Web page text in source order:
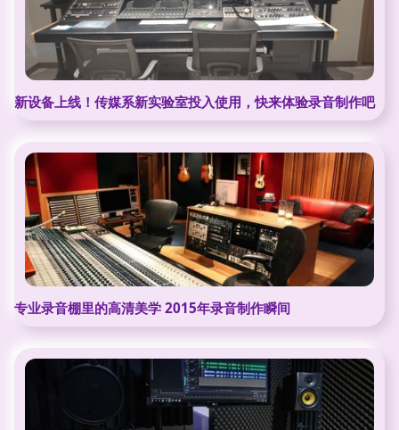
新设备上线！传媒系新实验室投入使用，快来体验录音制作吧
专业录音棚里的高清美学 2015年录音制作瞬间